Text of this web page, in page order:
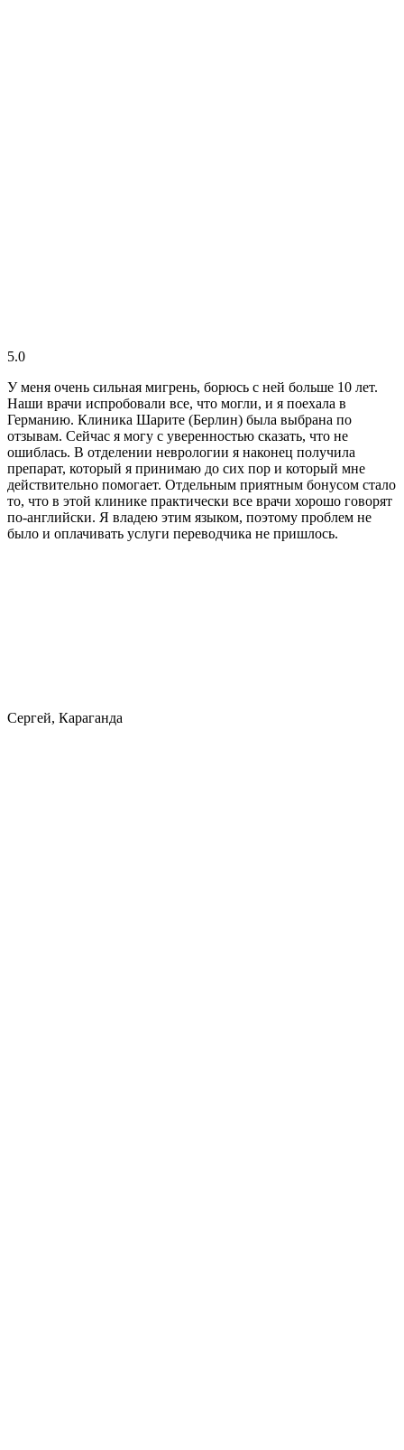
5.0
У меня очень сильная мигрень, борюсь с ней больше 10 лет.
Наши врачи испробовали все, что могли, и я поехала в
Германию. Клиника Шарите (Берлин) была выбрана по
отзывам. Сейчас я могу с уверенностью сказать, что не
ошиблась. В отделении неврологии я наконец получила
препарат, который я принимаю до сих пор и который мне
действительно помогает. Отдельным приятным бонусом стало
то, что в этой клинике практически все врачи хорошо говорят
по-английски. Я владею этим языком, поэтому проблем не
было и оплачивать услуги переводчика не пришлось.
Сергей, Караганда